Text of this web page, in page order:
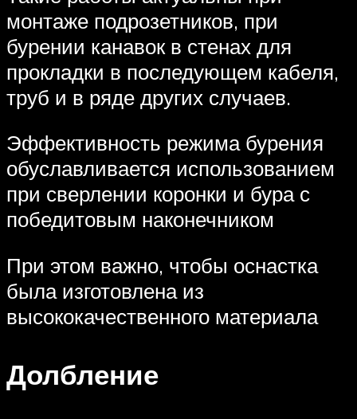
монтаже подрозетников, при
бурении канавок в стенах для
прокладки в последующем кабеля,
труб и в ряде других случаев.
Эффективность режима бурения
обуславливается использованием
при сверлении коронки и бура с
победитовым наконечником
При этом важно, чтобы оснастка
была изготовлена из
высококачественного материала
Долбление